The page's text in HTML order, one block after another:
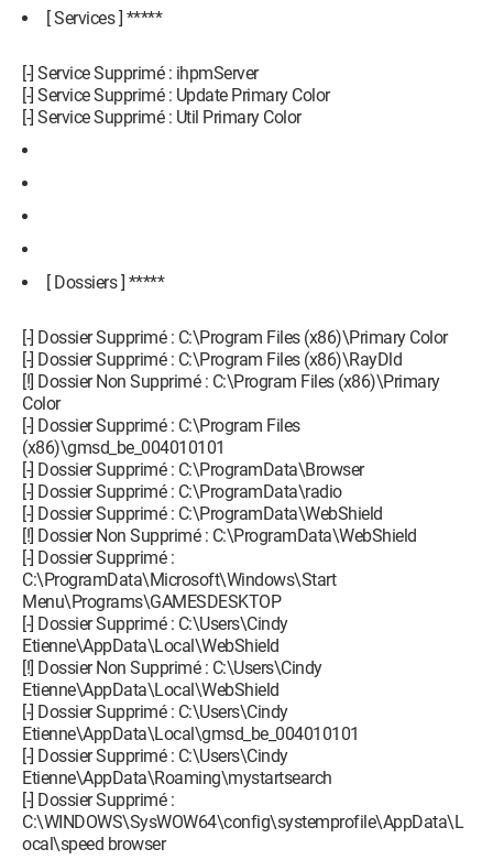
[ Services ] *****
[-] Service Supprimé : ihpmServer
[-] Service Supprimé : Update Primary Color
[-] Service Supprimé : Util Primary Color
[ Dossiers ] *****
[-] Dossier Supprimé : C:\Program Files (x86)\Primary Color
[-] Dossier Supprimé : C:\Program Files (x86)\RayDld
[!] Dossier Non Supprimé : C:\Program Files (x86)\Primary
Color
[-] Dossier Supprimé : C:\Program Files
(x86)\gmsd_be_004010101
[-] Dossier Supprimé : C:\ProgramData\Browser
[-] Dossier Supprimé : C:\ProgramData\radio
[-] Dossier Supprimé : C:\ProgramData\WebShield
[!] Dossier Non Supprimé : C:\ProgramData\WebShield
[-] Dossier Supprimé :
C:\ProgramData\Microsoft\Windows\Start
Menu\Programs\GAMESDESKTOP
[-] Dossier Supprimé : C:\Users\Cindy
Etienne\AppData\Local\WebShield
[!] Dossier Non Supprimé : C:\Users\Cindy
Etienne\AppData\Local\WebShield
[-] Dossier Supprimé : C:\Users\Cindy
Etienne\AppData\Local\gmsd_be_004010101
[-] Dossier Supprimé : C:\Users\Cindy
Etienne\AppData\Roaming\mystartsearch
[-] Dossier Supprimé :
C:\WINDOWS\SysWOW64\config\systemprofile\AppData\L
ocal\speed browser